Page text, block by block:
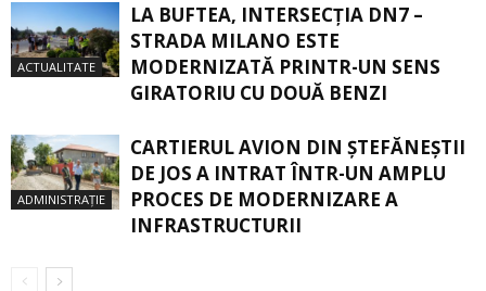
ACTUALITATE
LA BUFTEA, INTERSECŢIA DN7 –
STRADA MILANO ESTE
MODERNIZATĂ PRINTR-UN SENS
GIRATORIU CU DOUĂ BENZI
ADMINISTRAȚIE
CARTIERUL AVION DIN ŞTEFĂNEŞTII
DE JOS A INTRAT ÎNTR-UN AMPLU
PROCES DE MODERNIZARE A
INFRASTRUCTURII